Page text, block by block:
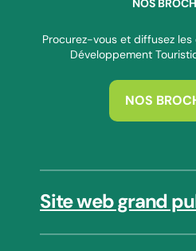
NOS
Procurez-vous et diffusez
Développement
NOS
Site web grand